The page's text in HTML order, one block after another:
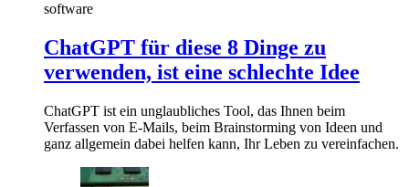
software
ChatGPT für diese 8 Dinge zu
verwenden, ist eine schlechte Idee
ChatGPT ist ein unglaubliches Tool, das Ihnen beim
Verfassen von E-Mails, beim Brainstorming von Ideen und
ganz allgemein dabei helfen kann, Ihr Leben zu vereinfachen.